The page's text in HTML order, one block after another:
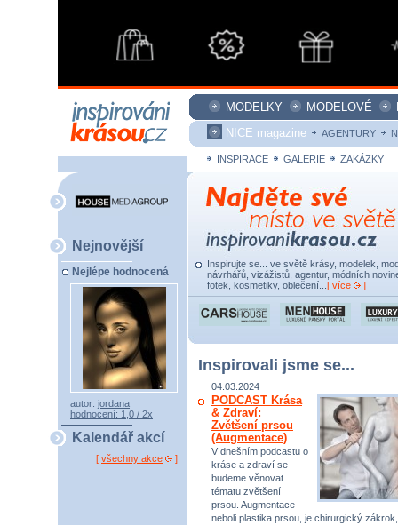
MODELKY MODELOVÉ
NICE magazine
AGENTURY
INSPIRACE GALERIE ZAKÁZKY
Nejnovější
Nejlépe hodnocená
autor: jordana
hodnocení: 1,0 / 2x
Kalendář akcí
[ všechny akce ]
Inspirujte se... ve světě krásy, modelek,
návrhářů, vizážistů, agentur, módních
fotek, kosmetiky, oblečení... [ více ]
Inspirovali jsme se...
04.03.2024
PODCAST Krása
& Zdraví:
Zvětšení prsou
(Augmentace)
V dnešním podcastu o
kráse a zdraví se
budeme věnovat
tématu zvětšení
prsou. Augmentace
neboli plastika prsou, je chirurgický